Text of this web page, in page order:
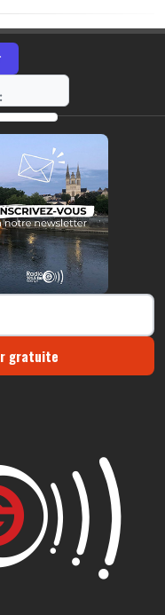
https://radio-g.fr?11209
gratuite